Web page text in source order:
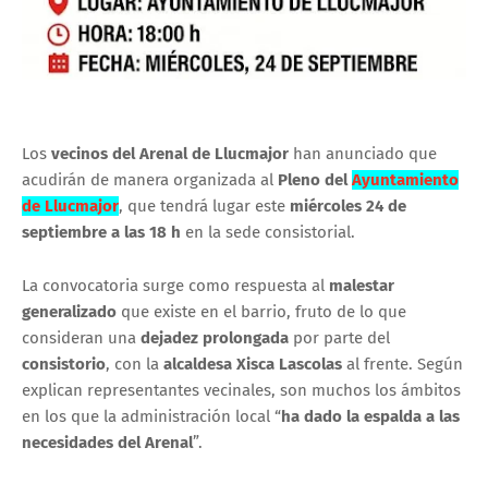
Los vecinos del Arenal de Llucmajor han anunciado que
acudirán de manera organizada al Pleno delAyuntamiento
de Llucmajor, que tendrá lugar este miércoles 24 de
septiembre a las 18 h en la sede consistorial.
La convocatoria surge como respuesta al malestar
generalizado que existe en el barrio, fruto de lo que
consideran una dejadez prolongada por parte del
consistorio, con la alcaldesa Xisca Lascolas al frente. Según
explican representantes vecinales, son muchos los ámbitos
en los que la administración local “ha dado la espalda a las
necesidades del Arenal”.